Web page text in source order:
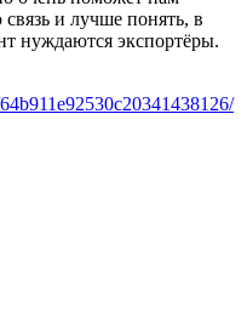
и лучше понять, в
нуждаются экспортёры.